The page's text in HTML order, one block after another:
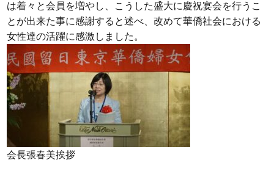
は着々と会員を増やし、こうした盛大に慶祝宴会を行うこ
とが出来た事に感謝すると述べ、改めて華僑社会における
女性達の活躍に感激しました。
会長張春美挨拶